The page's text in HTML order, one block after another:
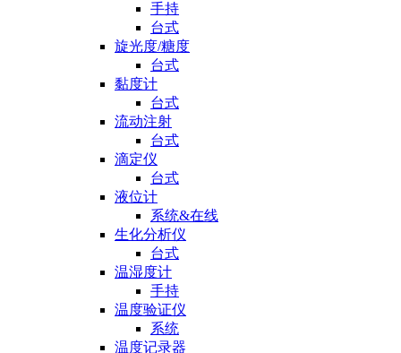
手持
台式
旋光度/糖度
台式
黏度计
台式
流动注射
台式
滴定仪
台式
液位计
系统&在线
生化分析仪
台式
温湿度计
手持
温度验证仪
系统
温度记录器